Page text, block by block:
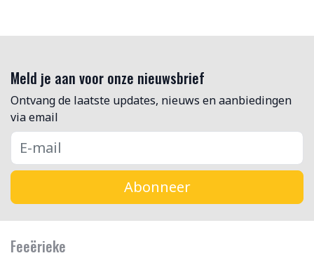
Meld je aan voor onze nieuwsbrief
Ontvang de laatste updates, nieuws en aanbiedingen
via email
Abonneer
Feeërieke